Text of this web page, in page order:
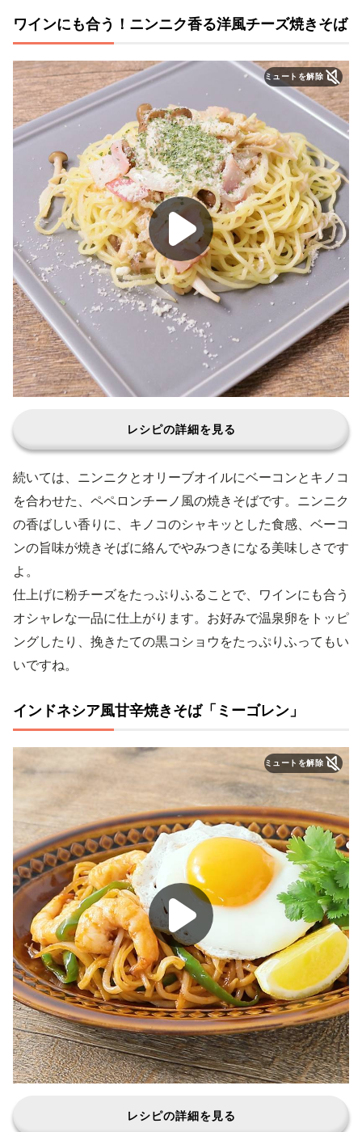
ワインにも合う！ニンニク香る洋風チーズ焼きそば
ミュートを解除
レシピの詳細を見る
続いては、ニンニクとオリーブオイルにベーコンとキノコ
を合わせた、ペペロンチーノ風の焼きそばです。ニンニク
の香ばしい香りに、キノコのシャキッとした食感、ベーコ
ンの旨味が焼きそばに絡んでやみつきになる美味しさです
よ。
仕上げに粉チーズをたっぷりふることで、ワインにも合う
オシャレな一品に仕上がります。お好みで温泉卵をトッピ
ングしたり、挽きたての黒コショウをたっぷりふってもい
いですね。
インドネシア風甘辛焼きそば「ミーゴレン」
ミュートを解除
レシピの詳細を見る